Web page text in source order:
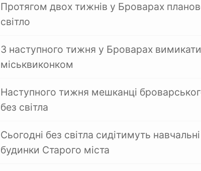
Протягом двох тижнів у Броварах
світло
З наступного тижня у Броварах
міськвиконком
Наступного тижня мешканці
без світла
Сьогодні без світла сидітимуть
будинки Старого міста